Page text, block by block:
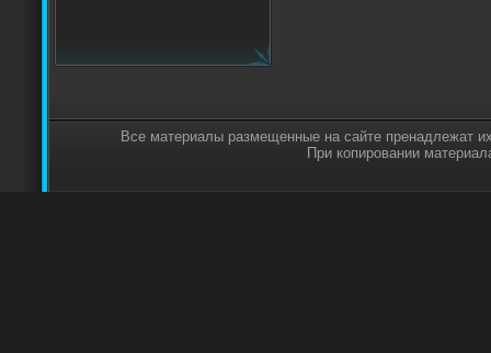
Все материалы размещенные на сайте пренадлежат
При копировании